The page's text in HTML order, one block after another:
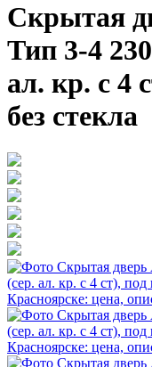
Скрытая
Тип 3-4
ал. кр. с 4
без стекла